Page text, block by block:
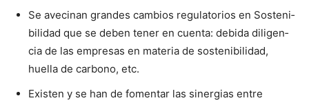
Se aveci­nan grandes cam­bios reg­u­la­to­rios en Sosteni­
bil­i­dad que se deben ten­er en cuen­ta: debi­da dili­gen­
cia de las empre­sas en mate­ria de sosteni­bil­i­dad,
huel­la de car­bono, etc.
Exis­ten y se han de fomen­tar las sin­er­gias entre